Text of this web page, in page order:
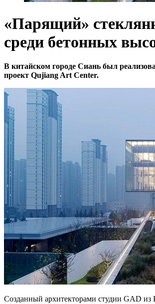
«Парящий»
среди бетонных
В китайском городе Сиань был
проект Qujiang Art Center.
Созданный архитекторами студии GAD из